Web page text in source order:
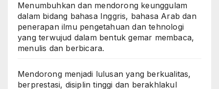
Menumbuhkan dan mendorong keunggulam
dalam bidang bahasa Inggris, bahasa Arab dan
penerapan ilmu pengetahuan dan tehnologi
yang terwujud dalam bentuk gemar membaca,
menulis dan berbicara.
Mendorong menjadi lulusan yang berkualitas,
berprestasi, disiplin tinggi dan berakhlakul